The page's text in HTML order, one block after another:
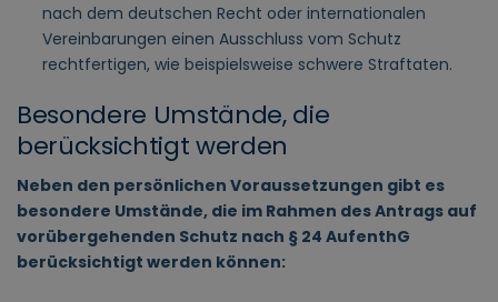
nach dem deutschen Recht oder internationalen
Vereinbarungen einen Ausschluss vom Schutz
rechtfertigen, wie beispielsweise schwere Straftaten.
Besondere Umstände, die
berücksichtigt werden
Neben den persönlichen Voraussetzungen gibt es
besondere Umstände, die im Rahmen des Antrags auf
vorübergehenden Schutz nach § 24 AufenthG
berücksichtigt werden können: